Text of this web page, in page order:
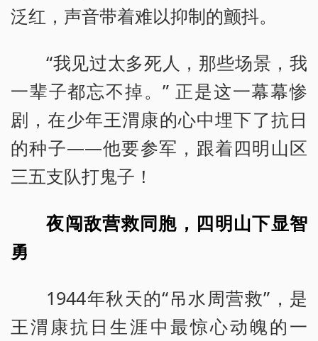
泛红，声音带着难以抑制的颤抖。
“我见过太多死人，那些场景，我
一辈子都忘不掉。” 正是这一幕幕惨
剧，在少年王渭康的心中埋下了抗日
的种子——他要参军，跟着四明山区
三五支队打鬼子！
夜闯敌营救同胞，四明山下显智
勇
1944年秋天的“吊水周营救”，是
王渭康抗日生涯中最惊心动魄的一